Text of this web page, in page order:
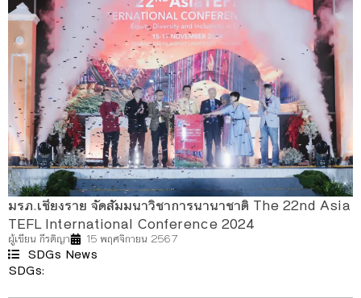
มรภ.เชียงราย จัดสัมมนาวิชาการนานาชาติ The 22nd Asia
TEFL International Conference 2024
ผู้เขียน กีรติญา 15 พฤศจิกายน 2567
SDGs News
SDGs: